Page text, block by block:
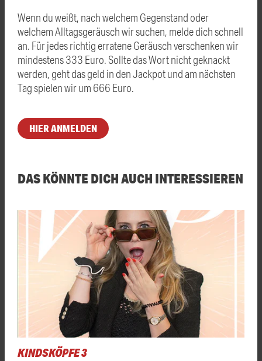
Wenn du weißt, nach welchem Gegenstand oder
welchem Alltagsgeräusch wir suchen, melde dich schnell
an. Für jedes richtig erratene Geräusch verschenken wir
mindestens 333 Euro. Sollte das Wort nicht geknackt
werden, geht das geld in den Jackpot und am nächsten
Tag spielen wir um 666 Euro.
HIER ANMELDEN
DAS KÖNNTE DICH AUCH INTERESSIEREN
KINDSKÖPFE 3